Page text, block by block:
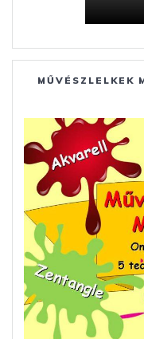
MŰVÉSZLELKEK